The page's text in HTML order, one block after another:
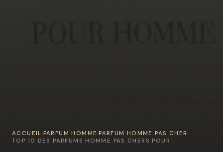
ACCUEIL ›PARFUM HOMME ›PARFUM HOMME PAS CHER ›
TOP 10 DES PARFUMS HOMME PAS CHERS POUR